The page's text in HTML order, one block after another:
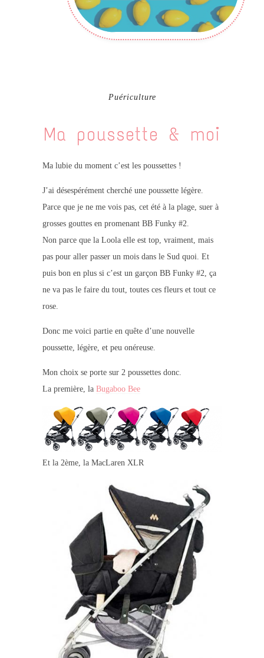
Puériculture
Ma poussette & moi
Ma lubie du moment c’est les poussettes !
J’ai désespérément cherché une poussette légère.
Parce que je ne me vois pas, cet été à la plage, suer à
grosses gouttes en promenant BB Funky #2.
Non parce que la Loola elle est top, vraiment, mais
pas pour aller passer un mois dans le Sud quoi. Et
puis bon en plus si c’est un garçon BB Funky #2, ça
ne va pas le faire du tout, toutes ces fleurs et tout ce
rose.
Donc me voici partie en quête d’une nouvelle
poussette, légère, et peu onéreuse.
Mon choix se porte sur 2 poussettes donc.
La première, la Bugaboo Bee
Et la 2ème, la MacLaren XLR